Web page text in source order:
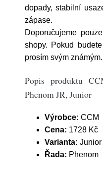
dopady, stabilní
zápase.
Doporučujeme
shopy. Pokud
prosím svým známým.
Popis produktu
Phenom JR, Junior
Výrobce: CCM
Cena: 1728 Kč
Varianta: Junior
Řada: Phenom